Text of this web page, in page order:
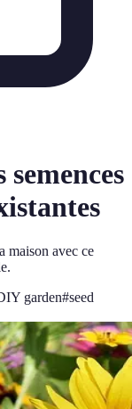
maison avec ce
garden#seed